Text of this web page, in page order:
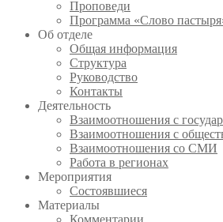
Проповеди
Программа «Слово
Об отделе
Общая информация
Структура
Руководство
Контакты
Деятельность
Взаимоотношения с
Взаимоотношения с
Взаимоотношения со СМИ
Работа в регионах
Мероприятия
Состоявшиеся
Материалы
Комментарии